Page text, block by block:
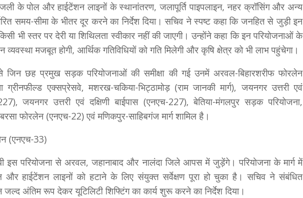
के पोल और हाईटेंशन लाइनों के स्थानांतरण, जलापूर्ति पाइपलाइन, नहर क्रॉसिंग और अन्य
समय-सीमा के भीतर दूर करने का निर्देश दिया। सचिव ने स्पष्ट कहा कि जनहित से जुड़ी इन
भी स्तर पर देरी या शिथिलता स्वीकार नहीं की जाएगी। उन्होंने कहा कि इन परियोजनाओं के
व्यवस्था मजबूत होगी, आर्थिक गतिविधियों को गति मिलेगी और कृषि क्षेत्र को भी लाभ पहुंचेगा।
जिन छह प्रमुख सड़क परियोजनाओं की समीक्षा की गई उनमें अरवल-बिहारशरीफ फोरलेन
ग्रीनफील्ड एक्सप्रेसवे, मशरख-चकिया-भिट्ठामोड़ (राम जानकी मार्ग), जयनगर उत्तरी एवं
जयनगर उत्तरी एवं दक्षिणी बाईपास (एनएच-227), बेतिया-मंगलपुर सड़क परियोजना,
फोरलेन (एनएच-22) एवं मणिकपुर-साहिबगंज मार्ग शामिल है।
(एनएच-33)
इस परियोजना से अरवल, जहानाबाद और नालंदा जिले आपस में जुड़ेंगे। परियोजना के मार्ग में
हाईटेंशन लाइनों को हटाने के लिए संयुक्त सर्वेक्षण पूरा हो चुका है। सचिव ने संबंधित
जल्द अंतिम रूप देकर यूटिलिटी शिफ्टिंग का कार्य शुरू करने का निर्देश दिया।